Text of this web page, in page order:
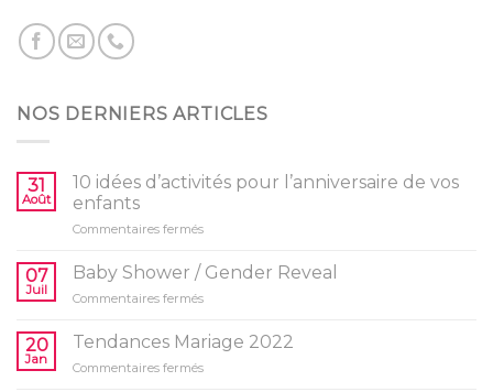
NOS DERNIERS ARTICLES
31
Août
10 idées d’activités pour l’anniversaire de vos
enfants
Commentaires ferméssur
idées
d’activités
pour
de
enfants
07
Juil
Baby Shower / Gender Reveal
Commentaires ferméssur
Shower
/
Gender
20
Jan
Tendances Mariage 2022
Commentaires ferméssur